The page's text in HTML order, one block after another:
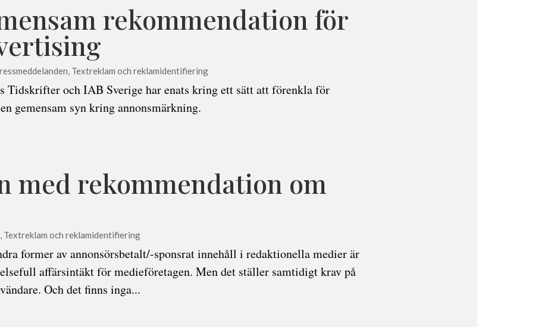
rekommendation för
, Textreklam och reklamidentifiering
Tidskrifter och IAB Sverige har enats kring ett sätt att förenkla för
gemensam syn kring annonsmärkning.
med rekommendation om
, Textreklam och reklamidentifiering
former av annonsörsbetalt/-sponsrat innehåll i redaktionella medier är
affärsintäkt för medieföretagen. Men det ställer samtidigt krav på
Och det finns inga...